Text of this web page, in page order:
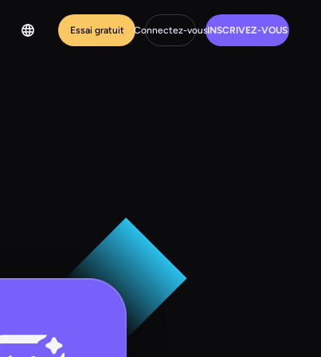
Essai gratuit Connectez-vousINSCRIVEZ-VOUS